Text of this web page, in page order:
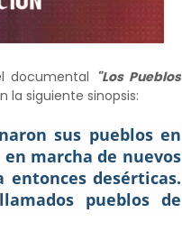
documental
"Los Pueblos
la siguiente sinopsis:
sus pueblos en
marcha de nuevos
entonces desérticas.
pueblos de